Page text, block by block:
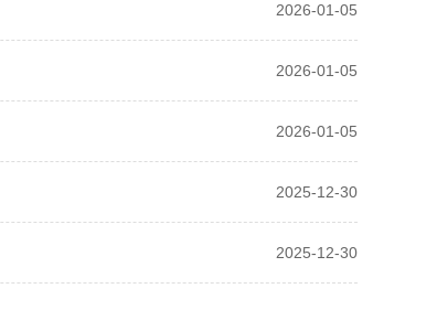
2026-01-05
2026-01-05
2026-01-05
2025-12-30
2025-12-30